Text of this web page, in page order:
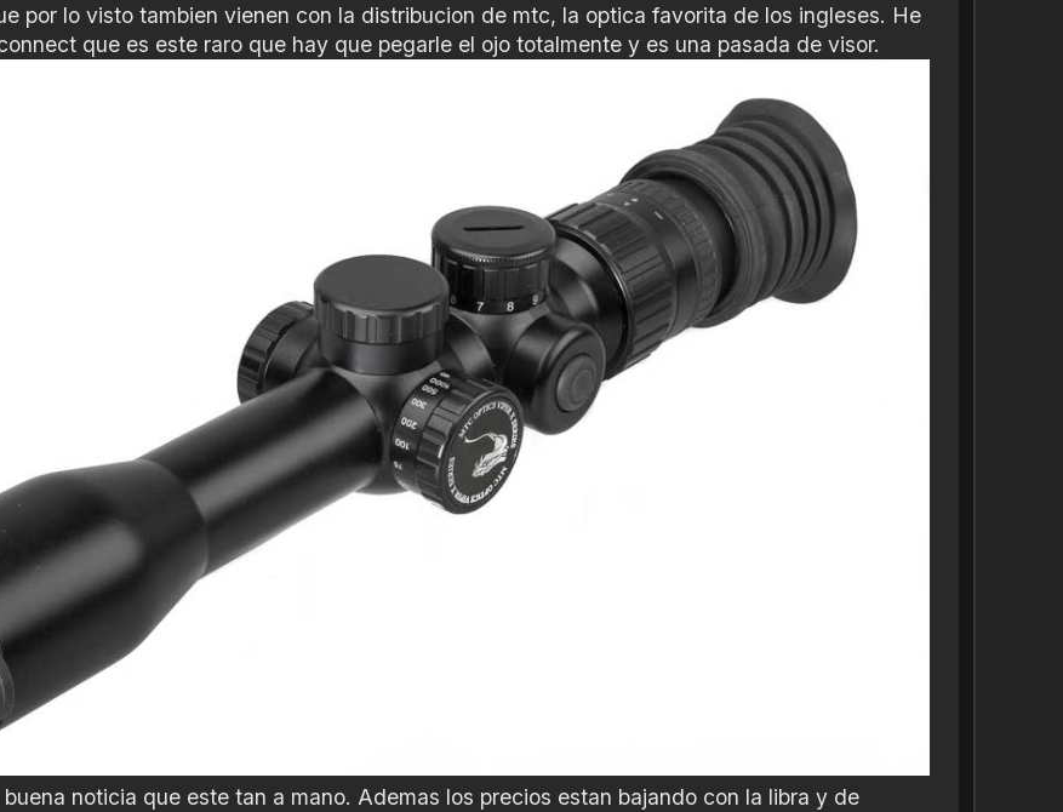
por lo visto tambien vienen con la distribucion de mtc, la optica favorita de los ingleses. He
que es este raro que hay que pegarle el ojo totalmente y es una pasada de visor.
noticia que este tan a mano. Ademas los precios estan bajando con la libra y de